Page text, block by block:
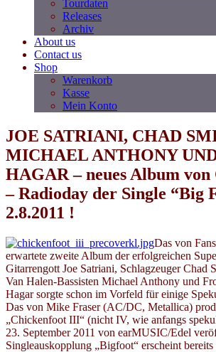
Tourdaten
Releases
Archiv
About us
Contact us
Shop
Warenkorb
Kasse
Mein Konto
JOE SATRIANI, CHAD
MICHAEL ANTHONY
HAGAR – neues Album
– Radioday der Single “Big
2.8.2011 !
Das von
erwartete zweite Album der erfolgreichen
Gitarrengott Joe Satriani, Schlagzeuger Chad
Van Halen-Bassisten Michael Anthony und
Hagar sorgte schon im Vorfeld für einige
Das von Mike Fraser (AC/DC, Metallica)
„Chickenfoot III“ (nicht IV, wie anfangs
23. September 2011 von earMUSIC/Edel
Singleauskopplung „Bigfoot“ erscheint